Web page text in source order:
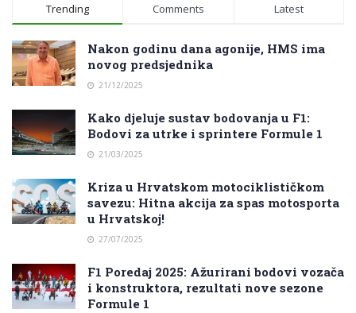
Trending Comments Latest
Nakon godinu dana agonije, HMS ima
novog predsjednika
21/12/2025
Kako djeluje sustav bodovanja u F1:
Bodovi za utrke i sprintere Formule 1
21/03/2025
Kriza u Hrvatskom motociklističkom
savezu: Hitna akcija za spas motosporta
u Hrvatskoj!
27/07/2025
F1 Poredaj 2025: Ažurirani bodovi vozača
i konstruktora, rezultati nove sezone
Formule 1